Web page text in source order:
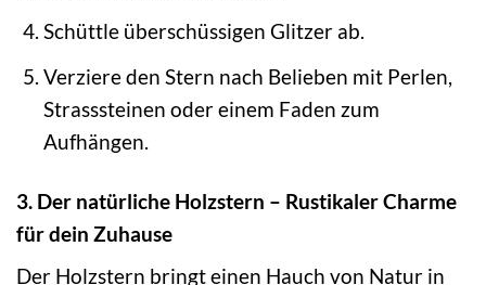
Schüttle überschüssigen Glitzer ab.
Verziere den Stern nach Belieben mit Perlen,
Strasssteinen oder einem Faden zum
Aufhängen.
3. Der natürliche Holzstern – Rustikaler Charme
für dein Zuhause
Der Holzstern bringt einen Hauch von Natur in